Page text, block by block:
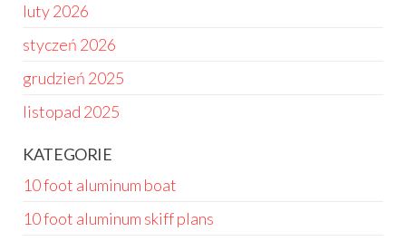
luty 2026
styczeń 2026
grudzień 2025
listopad 2025
KATEGORIE
10 foot aluminum boat
10 foot aluminum skiff plans